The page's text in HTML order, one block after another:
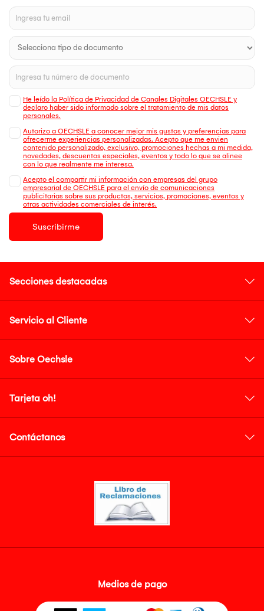
He leído la Política de Privacidad de Canales Digitales OECHSLE y
declaro haber sido informado sobre el tratamiento de mis datos
personales.
Autorizo a OECHSLE a conocer mejor mis gustos y preferencias para
ofrecerme experiencias personalizadas. Acepto que me envien
contenido personalizado, exclusivo, promociones hechas a mi medida,
novedades, descuentos especiales, eventos y todo lo que se alinee
con lo que realmente me interesa.
Acepto el compartir mi información con empresas del grupo
empresarial de OECHSLE para el envío de comunicaciones
publicitarias sobre sus productos, servicios, promociones, eventos y
otras actividades comerciales de interés.
Suscribirme
Secciones destacadas
Servicio al Cliente
Sobre Oechsle
Tarjeta oh!
Contáctanos
Medios de pago